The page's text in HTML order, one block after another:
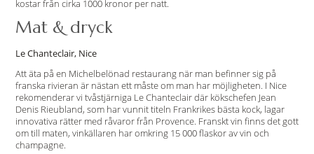
kostar från cirka 1000 kronor per natt.
Mat & dryck
Le Chanteclair, Nice
Att äta på en Michelbelönad restaurang när man befinner sig på
franska rivieran är nästan ett måste om man har möjligheten. I Nice
rekomenderar vi tvåstjärniga Le Chanteclair där kökschefen Jean
Denis Rieubland, som har vunnit titeln Frankrikes bästa kock, lagar
innovativa rätter med råvaror från Provence. Franskt vin finns det gott
om till maten, vinkällaren har omkring 15 000 flaskor av vin och
champagne.